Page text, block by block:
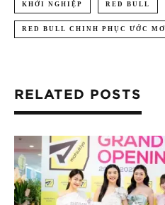
KHỞI NGHIỆP RED BULL
RED BULL CHINH PHỤC ƯỚC MƠ
RELATED POSTS